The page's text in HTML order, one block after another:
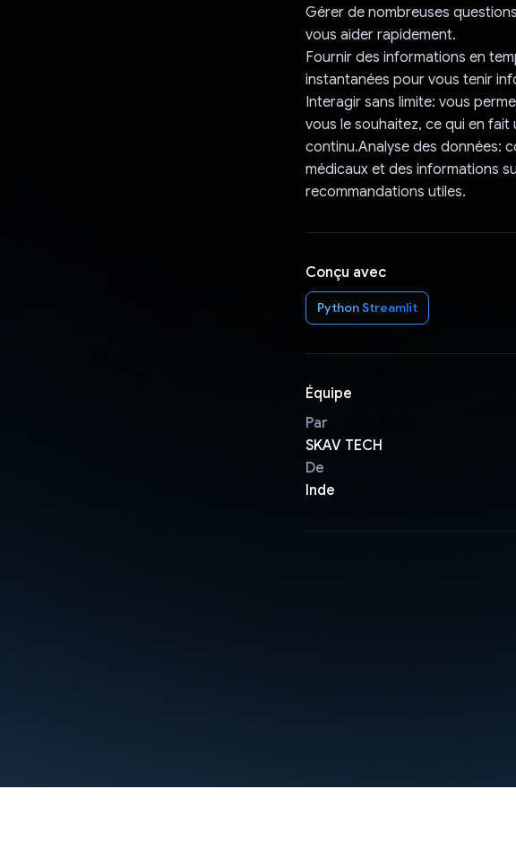
Gérer de nombreuses
vous aider rapidement.
Fournir des informations en
instantanées pour vous tenir
Interagir sans limite: vous
vous le souhaitez, ce qui en
continu.Analyse des données:
médicaux et des informations
recommandations utiles.
Conçu avec
Python Streamlit
Équipe
Par
SKAV TECH
De
Inde